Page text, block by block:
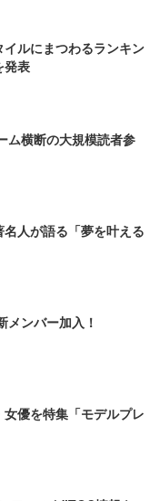
ルにまつわるランキン
発表
ム横断の大規模読者参
人が語る「夢を叶える
メンバー加入！
優を特集「モデルプレ